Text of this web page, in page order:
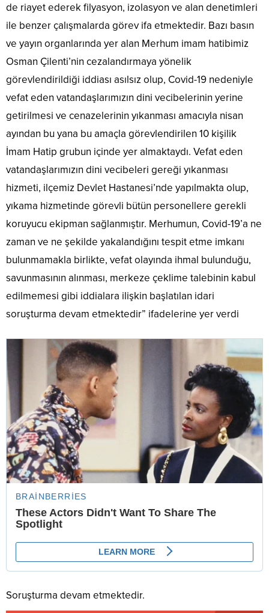
de riayet ederek filyasyon, izolasyon ve alan denetimleri
ile benzer çalışmalarda görev ifa etmektedir. Bazı basın
ve yayın organlarında yer alan Merhum imam hatibimiz
Osman Çilenti’nin cezalandırmaya yönelik
görevlendirildiği iddiası asılsız olup, Covid-19 nedeniyle
vefat eden vatandaşlarımızın dini vecibelerinin yerine
getirilmesi ve cenazelerinin yıkanması amacıyla nisan
ayından bu yana bu amaçla görevlendirilen 10 kişilik
İmam Hatip grubun içinde yer almaktaydı. Vefat eden
vatandaşlarımızın dini vecibeleri gereği yıkanması
hizmeti, ilçemiz Devlet Hastanesi’nde yapılmakta olup,
yıkama hizmetinde görevli bütün personellere gerekli
koruyucu ekipman sağlanmıştır. Merhumun, Covid-19’a ne
zaman ve ne şekilde yakalandığını tespit etme imkanı
bulunmamakla birlikte, vefat olayında ihmal bulunduğu,
savunmasının alınması, merkeze çeklime talebinin kabul
edilmemesi gibi iddialara ilişkin başlatılan idari
soruşturma devam etmektedir” ifadelerine yer verdi
Soruşturma devam etmektedir.